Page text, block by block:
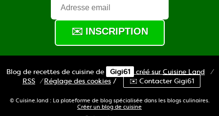
Blog de recettes de cuisine de Gigi61 créé sur Cuisine Land
⁄
RSS ⁄Réglage des cookies / ✉️ Contacter Gigi61
© Cuisine.land : La plateforme de blog spécialisée dans les blogs culinaires.
Créer un blog de cuisine